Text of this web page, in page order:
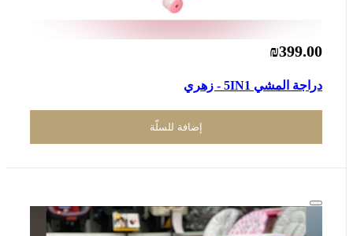
₪399.00
دراجة المشي 5IN1 - زهري
إضافة للسلّة